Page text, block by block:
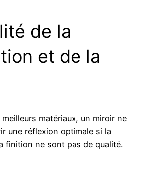
de la
et de la
meilleurs matériaux, un miroir ne
une réflexion optimale si la
finition ne sont pas de qualité.